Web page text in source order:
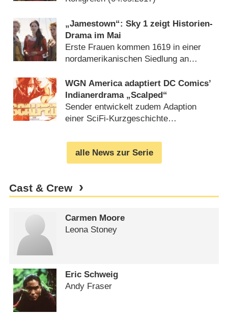
„Jamestown“: Sky 1 zeigt Historien-
Drama im Mai
Erste Frauen kommen 1619 in einer
nordamerikanischen Siedlung an
WGN America adaptiert DC Comics’
Indianerdrama „Scalped“
Sender entwickelt zudem Adaption
einer SciFi-Kurzgeschichte
alle News zur Serie
Cast & Crew
Carmen Moore
Leona Stoney
Eric Schweig
Andy Fraser